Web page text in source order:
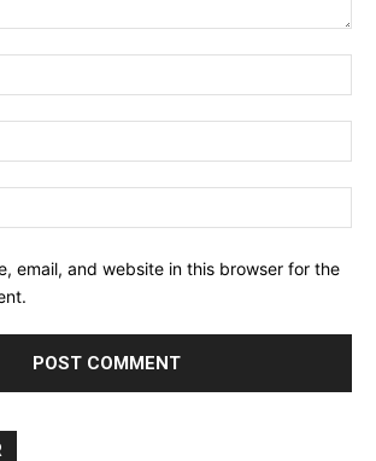
email, and website in this browser for the